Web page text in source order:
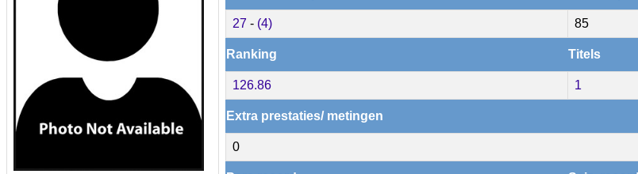
27 - (4) 85
Ranking Titels
126.86 1
Extra prestaties/ metingen
0